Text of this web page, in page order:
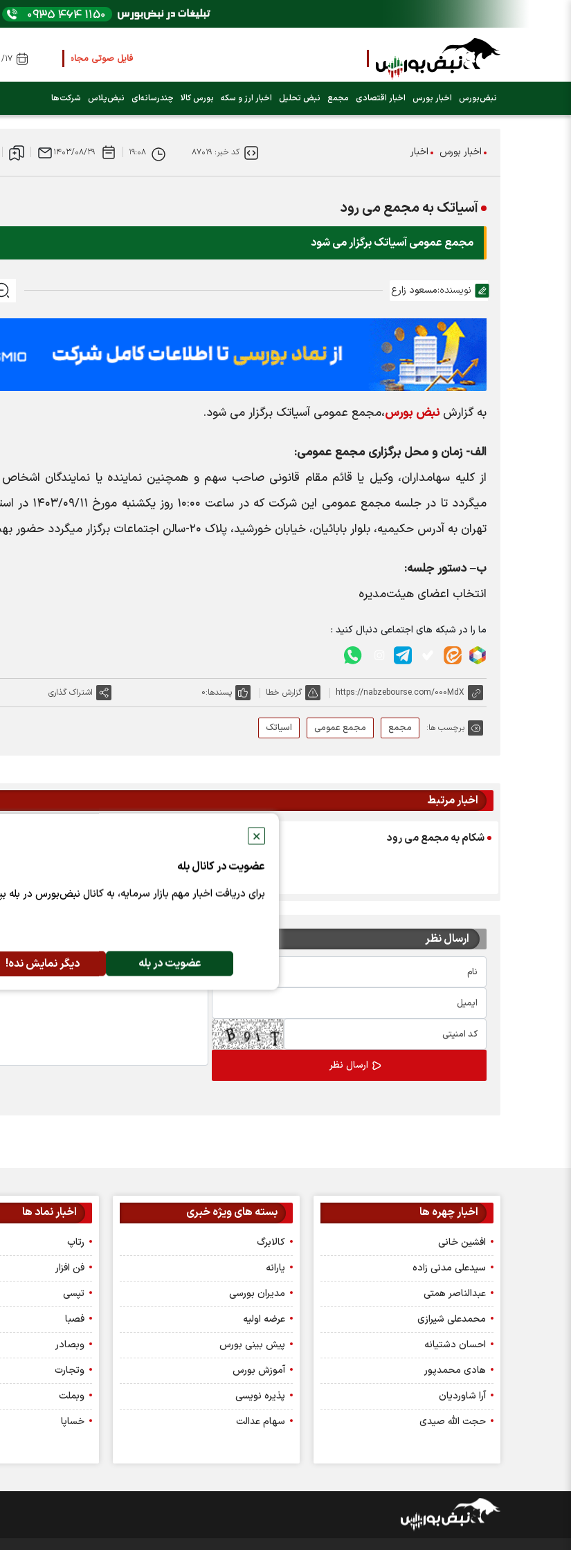
فایل صوتی مجامع و کنفرانس ها را
عرضه اولیه بعدی کدام نماد است؟ نبض‌بورس اخبار بورس اخبار اقتصادی مجمع نبض تحلیل اخبار ارز و سکه بورس کالا چندرسانه‌ای نبض‌پلاس شرکت‌ها
✕
عضویت در کانال بله
برای دریافت اخبار مهم بازار سرمایه، به کانال نبض‌بورس در بله
عضویت در بله دیگر نمایش نده!
اخبار بورس اخبار کد خبر: ۸۷۰۱۹ ۱۹:۰۸ ۱۴۰۳/۰۸/۲۹
آسیاتک به مجمع می رود
مجمع عمومی آسیاتک برگزار می شود
نویسنده:مسعود زارع
به گزارشنبض بورس،مجمع عمومی آسیاتک برگزار می شود.
الف- زمان و محل برگزاری مجمع عمومی:
از کلیه سهامداران، وکیل یا قائم مقام قانونی صاحب سهم و همچنین نماینده یا نمایندگان
میگردد تا در جلسه مجمع
تهران به آدرس حکیمیه، بلوار بابائیان، خیابان خورشید، پلاک ۲۰-سالن اجتماعات برگزار میگردد حضور بهم رسانند.
ب– دستور جلسه:
انتخاب اعضای هیئت‌مدیره
ما را در شبکه های اجتماعی دنبال کنید :
https://nabzebourse.com/000MdX گزارش خطا پسندها:0 اشتراک گذاری
برچسب ها: مجمع مجمع عمومی اسیاتک
اخبار مرتبط
شکام به مجمع می رود
ارسال نظر
اخبار چهره ها
افشین خانی
سیدعلی مدنی زاده
عبدالناصر همتی
محمدعلی شیرازی
احسان دشتیانه
هادی محمدپور
آرا شاوردیان
حجت الله صیدی
بسته های ویژه خبری
کالابرگ
یارانه
مدیران بورسی
عرضه اولیه
پیش بینی بورس
آموزش بورس
پذیره نویسی
سهام عدالت
اخبار نماد ها
رتاپ
فن افزار
تپسی
فصبا
وبصادر
وتجارت
وبملت
خساپا